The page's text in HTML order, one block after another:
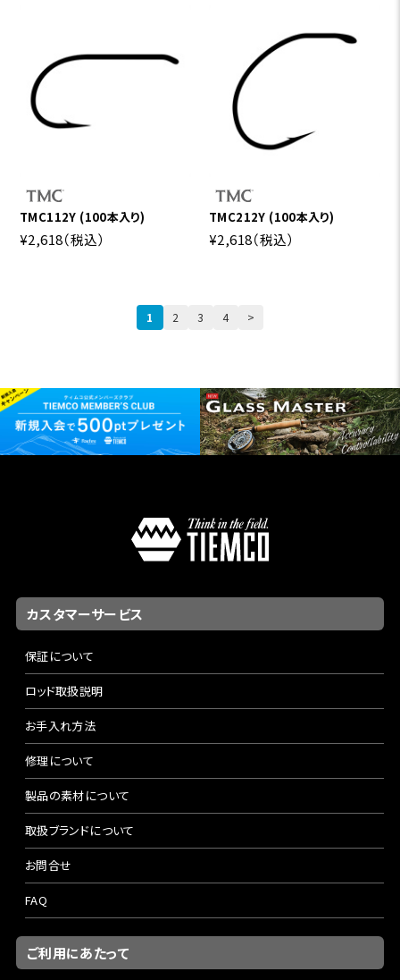
TMC112Y (100本入り)
¥2,618（税込）
TMC212Y (100本入り)
¥2,618（税込）
1 2 3 4 >
カスタマーサービス
保証について
ロッド取扱説明
お手入れ方法
修理について
製品の素材について
取扱ブランドについて
お問合せ
FAQ
ご利用にあたって